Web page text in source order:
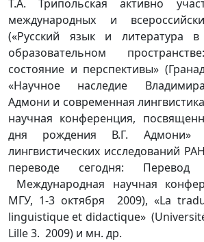
Т.А. Трипольская активно
международных и
(«Русский язык и литература
образовательном
состояние и перспективы»
«Научное наследие
Адмони и современная
научная конференция,
дня рождения В.Г. Адмони»
лингвистических исследований
переводе сегодня:
Международная научная
МГУ, 1-3 октября 2009), «La
linguistique et didactique»
Lille 3. 2009) и мн. др.